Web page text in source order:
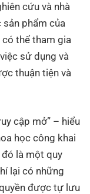
cứu và nhà
phẩm của
có thể tham gia
sử dụng và
thuận tiện và
cập mở” – hiểu
học công khai
là một quy
lại có những
được tự lưu